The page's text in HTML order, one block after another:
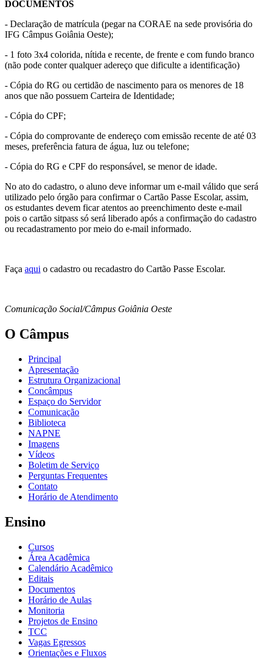
DOCUMENTOS
- Declaração de matrícula (pegar na CORAE na sede provisória do
IFG Câmpus Goiânia Oeste);
- 1 foto 3x4 colorida, nítida e recente, de frente e com fundo branco
(não pode conter qualquer adereço que dificulte a identificação)
- Cópia do RG ou certidão de nascimento para os menores de 18
anos que não possuem Carteira de Identidade;
- Cópia do CPF;
- Cópia do comprovante de endereço com emissão recente de até 03
meses, preferência fatura de água, luz ou telefone;
- Cópia do RG e CPF do responsável, se menor de idade.
No ato do cadastro, o aluno deve informar um e-mail válido que será
utilizado pelo órgão para confirmar o Cartão Passe Escolar, assim,
os estudantes devem ficar atentos ao preenchimento deste e-mail
pois o cartão sitpass só será liberado após a confirmação do cadastro
ou recadastramento por meio do e-mail informado.
Faça aqui o cadastro ou recadastro do Cartão Passe Escolar.
Comunicação Social/Câmpus Goiânia Oeste
O Câmpus
Principal
Apresentação
Estrutura Organizacional
Concâmpus
Espaço do Servidor
Comunicação
Biblioteca
NAPNE
Imagens
Vídeos
Boletim de Serviço
Perguntas Frequentes
Contato
Horário de Atendimento
Ensino
Cursos
Área Acadêmica
Calendário Acadêmico
Editais
Documentos
Horário de Aulas
Monitoria
Projetos de Ensino
TCC
Vagas Egressos
Orientações e Fluxos